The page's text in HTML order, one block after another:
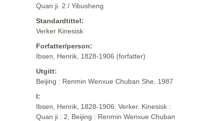
Quan ji. 2 / Yibusheng
Standardtittel:
Verker Kinesisk
Forfatter/person:
Ibsen, Henrik, 1828-1906 (forfatter)
Utgitt:
Beijing : Renmin Wenxue Chuban She, 1987
I:
Ibsen, Henrik, 1828-1906: Verker. Kinesisk :
Quan ji : 2, Beijing : Renmin Wenxue Chuban